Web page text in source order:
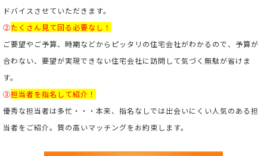
ドバイスさせていただきます。
②たくさん見て回る必要なし！
ご要望やご予算、時期などからピッタリの住宅会社がわかるので、予算が
合わない、要望が実現できない住宅会社に訪問して気づく無駄が省けま
す。
③担当者を指名して紹介！
優秀な担当者は多忙・・・本来、指名なしでは出会いにくい人気のある担
当者をご紹介。 質の高いマッチングをお約束します。